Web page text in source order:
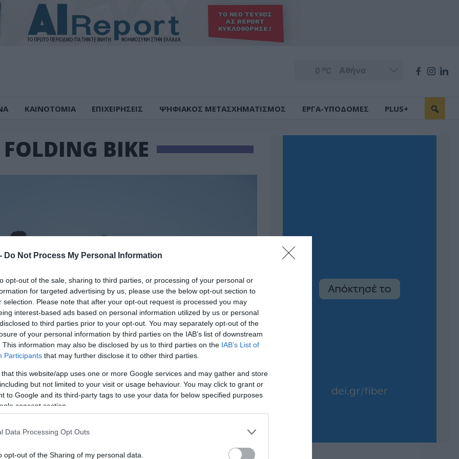
Do Not Process My Personal Information
opt-out of the sale, sharing to third parties, or processing of your personal or
for targeted advertising by us, please use the below opt-out section to
selection. Please note that after your opt-out request is processed you may
interest-based ads based on personal information utilized by us or personal
to third parties prior to your opt-out. You may separately opt-out of the
of your personal information by third parties on the IAB’s list of downstream
This information may also be disclosed by us to third parties on the IAB’s List of
Participants that may further disclose it to other third parties.
that this website/app uses one or more Google services and may gather and store
but not limited to your visit or usage behaviour. You may click to grant or
to Google and its third-party tags to use your data for below specified purposes
consent section.
Data Processing Opt Outs
opt-out of the Sharing of my personal data.
0 oC
ΚΑΙΝΟΤΟΜΙΑ ΕΠΙΧΕΙΡΗΣΕΙΣ ΨΗΦΙΑΚΟΣ ΜΕΤΑΣΧΗΜΑΤΙΣΜΟΣ ΕΡΓΑ-ΥΠΟΔΟΜΕΣ PLUS+
BIKE